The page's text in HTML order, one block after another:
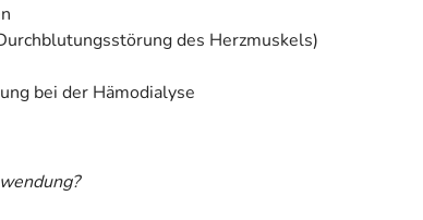
des Herzmuskels)
bei der Hämodialyse